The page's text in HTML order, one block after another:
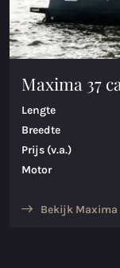
Maxima 750 Flying
Alle Elektrisch
Maxima 37
Lengte
Breedte
Prijs (v.a.)
Motor
Bekijk Maxima